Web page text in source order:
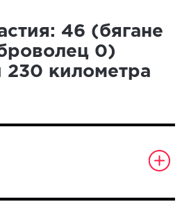
46 (бягане
0)
230 километра